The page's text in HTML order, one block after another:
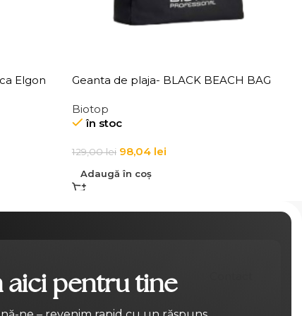
Elgon
Geanta de plaja- BLACK BEACH BAG
Biotop
în stoc
129,00lei 98,04 lei
Adaugă în coș
aici pentru tine